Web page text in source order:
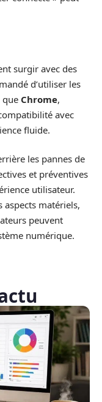
surgir avec des
d’utiliser les
que Chrome,
avec
fluide.
les pannes de
et préventives
utilisateur.
aspects matériels,
peuvent
numérique.